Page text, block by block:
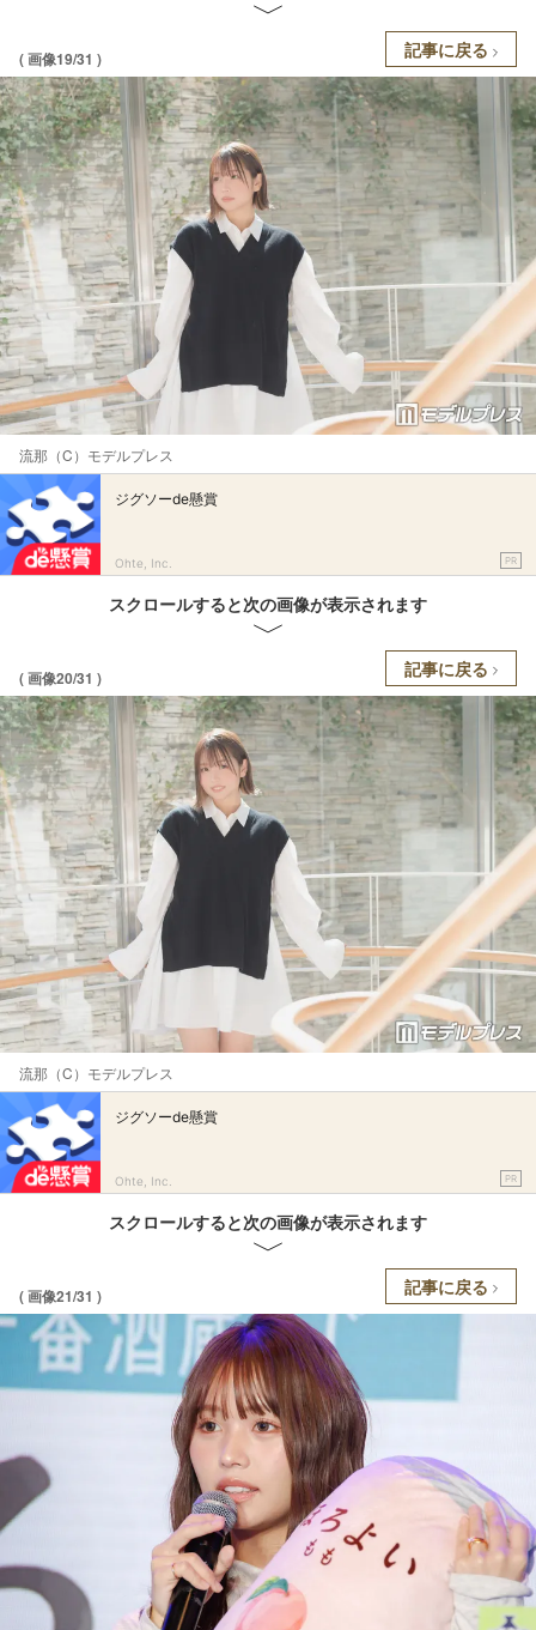
( 画像19/31 ) 記事に戻る
流那（C）モデルプレス
ジグソーde懸賞
Ohte, Inc. PR
スクロールすると次の画像が表示されます
( 画像20/31 ) 記事に戻る
流那（C）モデルプレス
ジグソーde懸賞
Ohte, Inc. PR
スクロールすると次の画像が表示されます
( 画像21/31 ) 記事に戻る